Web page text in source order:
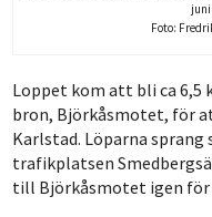
juni
Foto:
Loppet kom att bli ca 6,5
bron, Björkåsmotet, för
Karlstad. Löparna sprang
trafikplatsen
till Björkåsmotet igen för